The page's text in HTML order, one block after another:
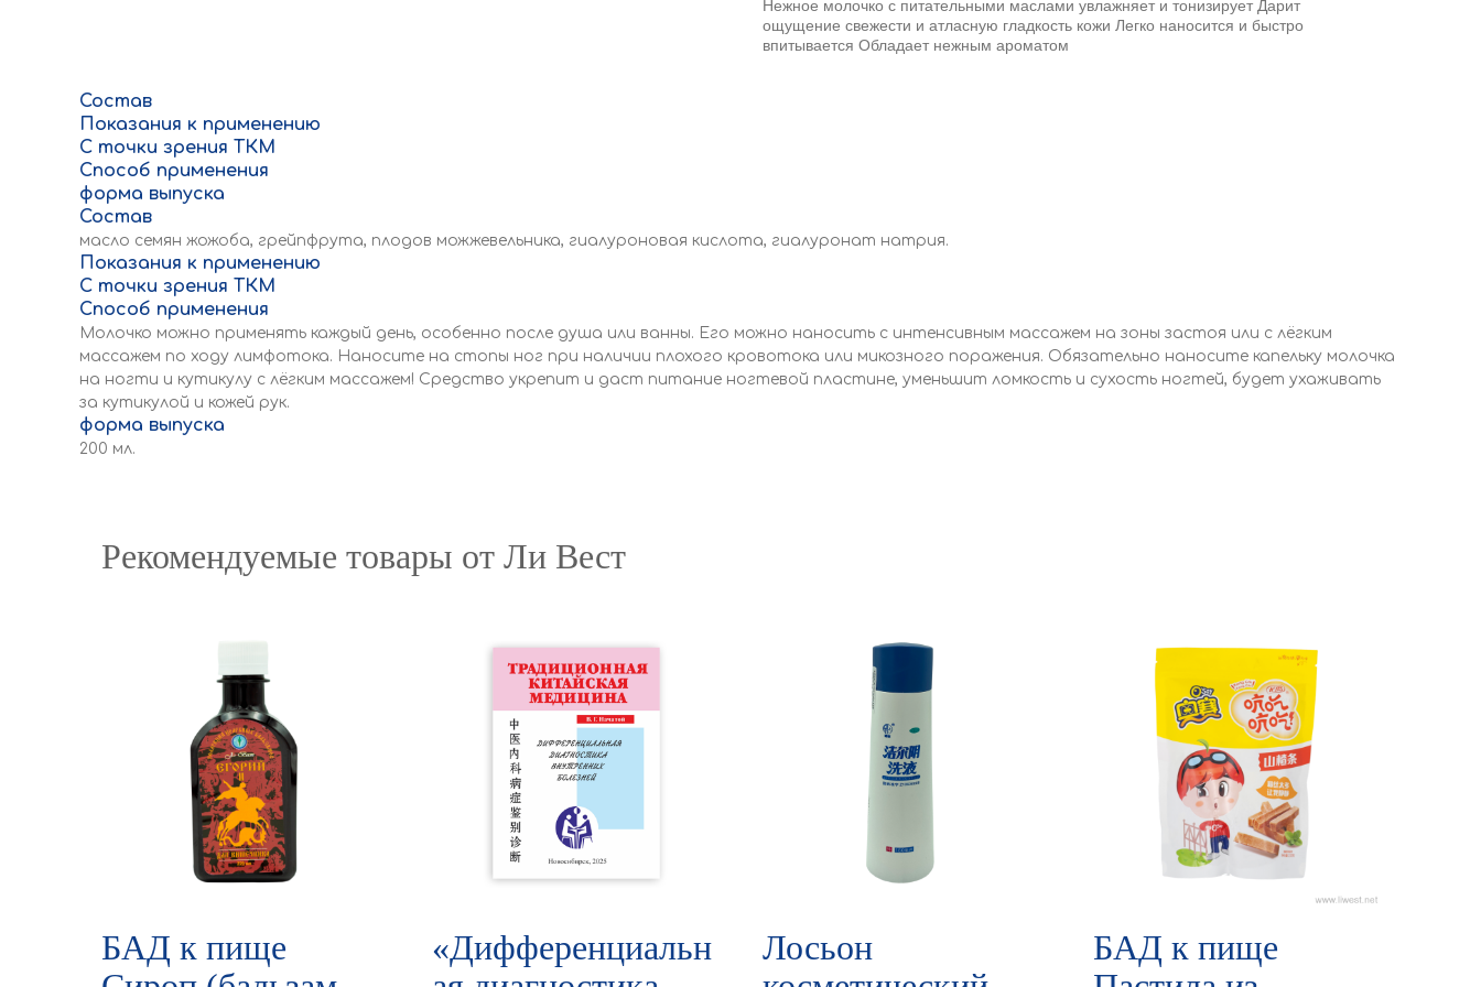
Нежное молочко с питательными маслами увлажняет и тонизирует Дарит
ощущение свежести и атласную гладкость кожи Легко наносится и быстро
впитывается Обладает нежным ароматом
Состав
Показания к применению
С точки зрения ТКМ
Способ применения
форма выпуска
Состав
масло семян жожоба, грейпфрута, плодов можжевельника, гиалуроновая кислота, гиалуронат натрия.
Показания к применению
С точки зрения ТКМ
Способ применения
Молочко можно применять каждый день, особенно после душа или ванны. Его можно наносить с интенсивным массажем на зоны застоя или с лёгким
массажем по ходу лимфотока. Наносите на стопы ног при наличии плохого кровотока или микозного поражения. Обязательно наносите капельку молочка
на ногти и кутикулу с лёгким массажем! Средство укрепит и даст питание ногтевой пластине, уменьшит ломкость и сухость ногтей, будет ухаживать
за кутикулой и кожей рук.
форма выпуска
200 мл.
Рекомендуемые товары от Ли Вест
БАД к пище
«Дифференциальн
Лосьон
БАД к пище